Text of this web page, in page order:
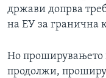
држави допрва
на ЕУ за гранична
Но проширувањето
продолжи,